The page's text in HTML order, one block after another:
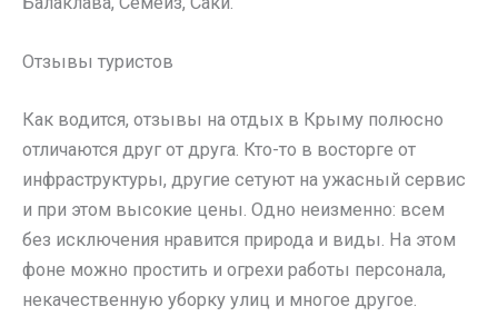
Отзывы туристов
Как водится, отзывы на отдых в Крыму полюсно
отличаются друг от друга. Кто-то в восторге от
инфраструктуры, другие сетуют на ужасный сервис
и при этом высокие цены. Одно неизменно: всем
без исключения нравится природа и виды. На этом
фоне можно простить и огрехи работы персонала,
некачественную уборку улиц и многое другое.